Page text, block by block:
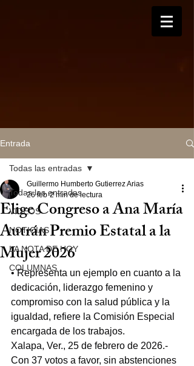
Entrada
Todas las entradas
VIDEOS
NOTICIAS
LA NOTA DE HOY
COLUMNAS
Todas las entradas
Elige Congreso a Ana María
Autrán Premio Estatal a la
Mujer 2026
Guillermo Humberto Gutierrez Arias
26 feb 2 min de lectura
• Representa un ejemplo en cuanto a la
dedicación, liderazgo femenino y
compromiso con la salud pública y la
igualdad, refiere la Comisión Especial
encargada de los trabajos.
Xalapa, Ver., 25 de febrero de 2026.-
Con 37 votos a favor, sin abstenciones